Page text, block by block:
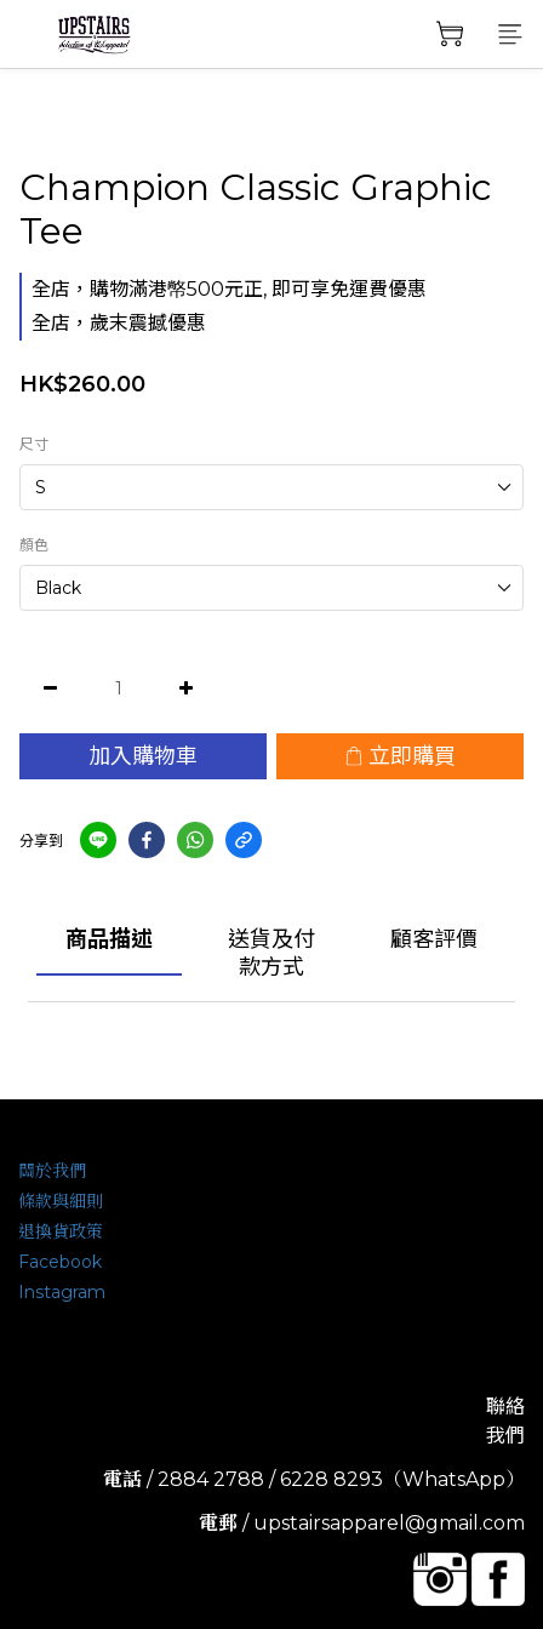
Champion Classic Graphic
Tee
全店，購物滿港幤500元正, 即可享免運費優惠
全店，歲末震撼優惠
HK$260.00
尺寸
顏色
加入購物車 立即購買
分享到
商品描述
送貨及付
款方式
顧客評價
關於我們
條款與細則
退換貨政策
Facebook
Instagram
聯絡
我們
電話 / 2884 2788 / 6228 8293（WhatsApp）
電郵 / upstairsapparel@gmail.com